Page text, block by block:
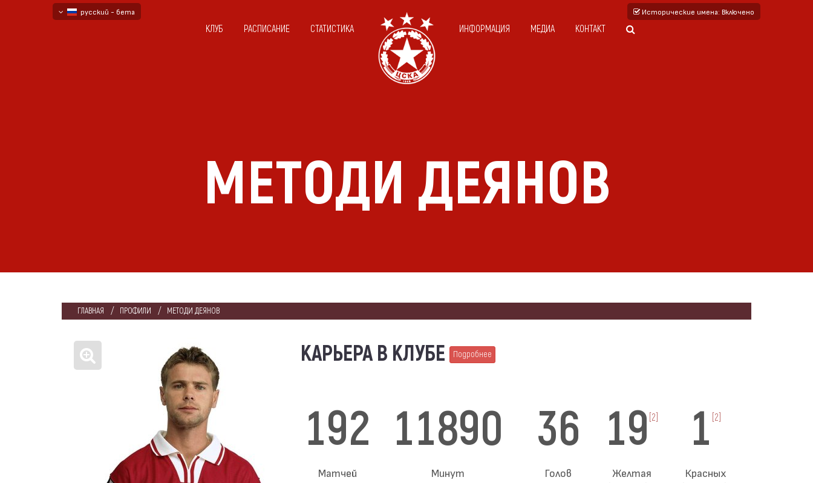
русский - бета
Исторические имена: Включено
КЛУБ РАСПИСАНИЕ СТАТИСТИКА ИНФОРМАЦИЯ МЕДИА КОНТАКТ
МЕТОДИ ДЕЯНОВ
ГЛАВНАЯ ПРОФИЛИ МЕТОДИ ДЕЯНОВ
КАРЬЕРА В КЛУБЕ Подробнее
192
Матчей
11890
Минут
36
Голов
19 [2]
Желтая
1 [2]
Красных